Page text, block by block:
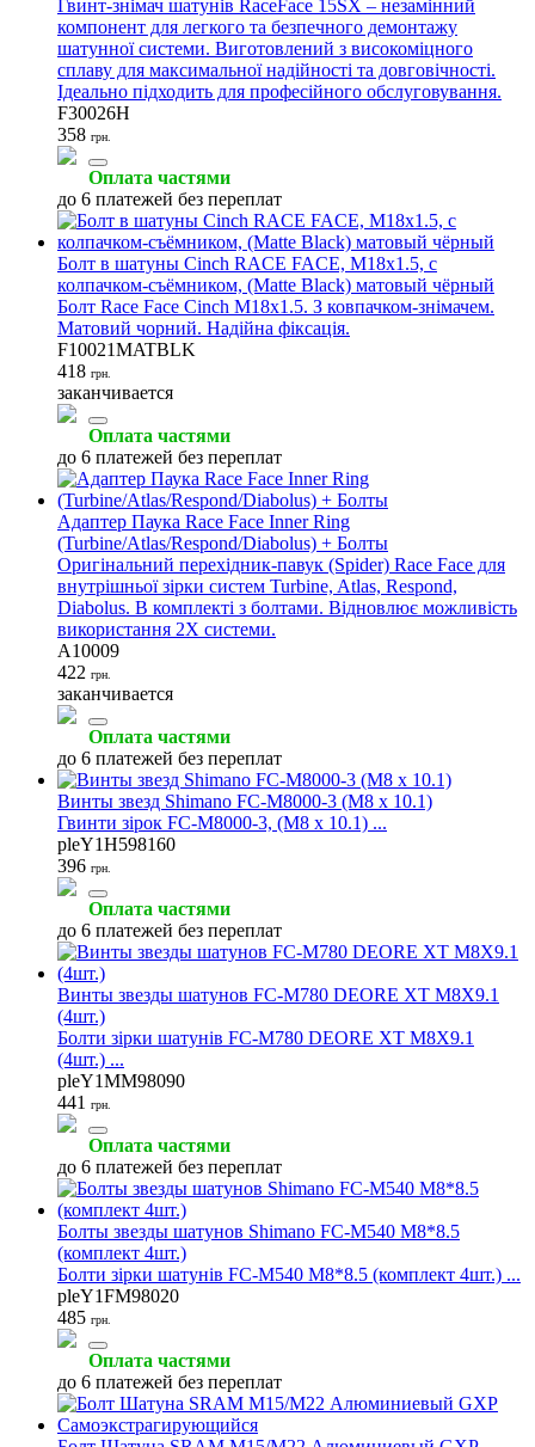
Гвинт-знімач шатунів RaceFace 15SX – незамінний
компонент для легкого та безпечного демонтажу
шатунної системи. Виготовлений з високоміцного
сплаву для максимальної надійності та довговічності.
Ідеально підходить для професійного обслуговування.
F30026H
358 грн.
Оплата частями
до 6 платежей без переплат
Болт в шатуны Cinch RACE FACE, M18x1.5, с
колпачком-съёмником, (Matte Black) матовый чёрный
Болт Race Face Cinch M18x1.5. З ковпачком-знімачем.
Матовий чорний. Надійна фіксація.
F10021MATBLK
418 грн.
заканчивается
Оплата частями
до 6 платежей без переплат
Адаптер Паука Race Face Inner Ring
(Turbine/Atlas/Respond/Diabolus) + Болты
Оригінальний перехідник-павук (Spider) Race Face для
внутрішньої зірки систем Turbine, Atlas, Respond,
Diabolus. В комплекті з болтами. Відновлює можливість
використання 2X системи.
A10009
422 грн.
заканчивается
Оплата частями
до 6 платежей без переплат
Винты звезд Shimano FC-M8000-3 (M8 x 10.1)
Гвинти зірок FC-M8000-3, (M8 x 10.1) ...
pleY1H598160
396 грн.
Оплата частями
до 6 платежей без переплат
Винты звезды шатунов FC-M780 DEORE XT M8X9.1
(4шт.)
Болти зірки шатунів FC-M780 DEORE XT M8X9.1
(4шт.) ...
pleY1MM98090
441
грн.
Оплата частями
до 6 платежей без переплат
Болты звезды шатунов Shimano FC-M540 M8*8.5
(комплект 4шт.)
Болти зірки шатунів FC-M540 M8*8.5 (комплект 4шт.) ...
pleY1FM98020
485 грн.
Оплата частями
до 6 платежей без переплат